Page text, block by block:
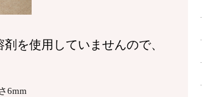
を使用していませんので、
6mm